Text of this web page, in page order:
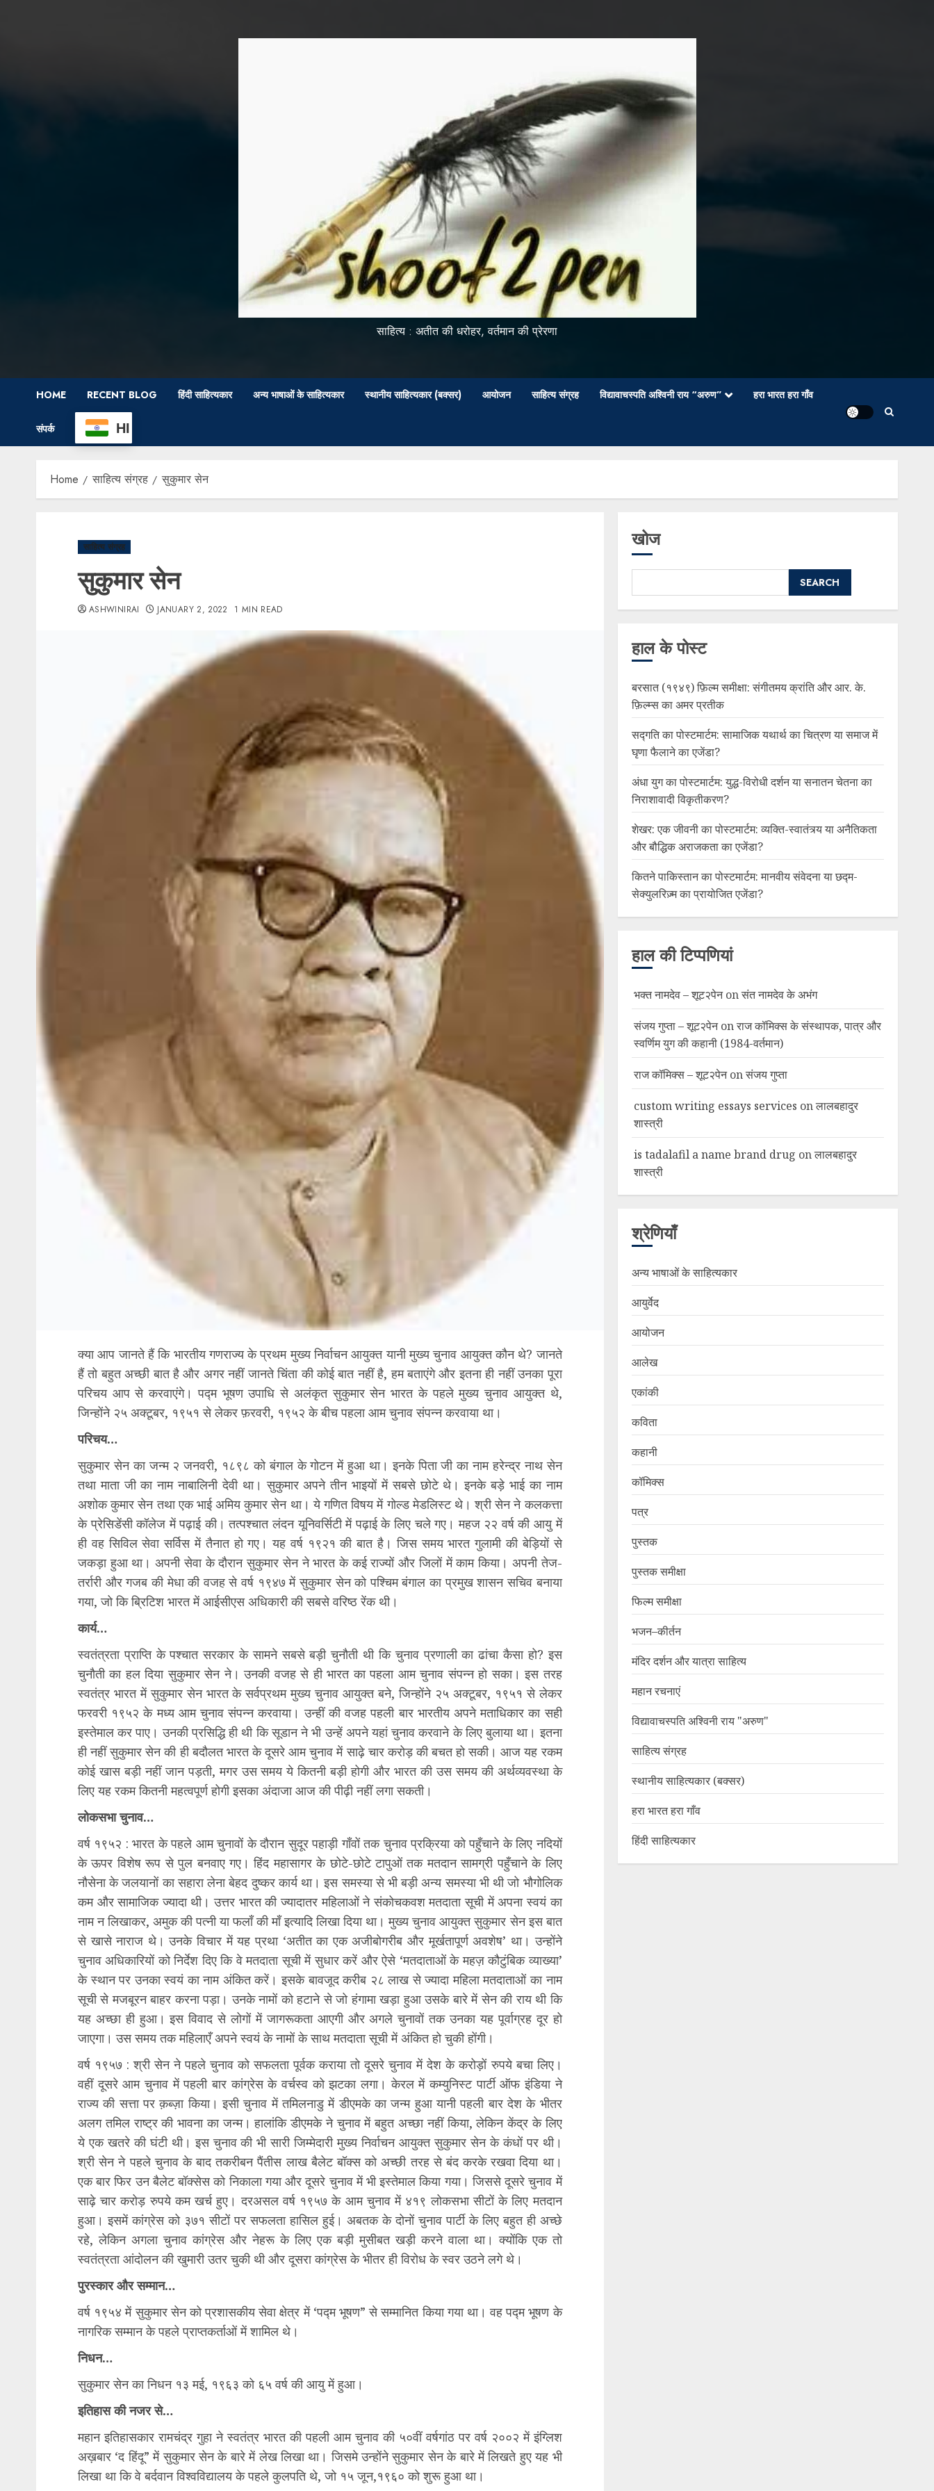
साहित्य : अतीत की धरोहर, वर्तमान की प्रेरणा
HOME RECENT BLOG हिंदी साहित्यकार अन्य भाषाओं के साहित्यकार स्थानीय साहित्यकार (बक्सर) आयोजन साहित्य संग्रह विद्यावाचस्पति अश्विनी राय “अरुण” हरा भारत हरा गाँव
संपर्क HI
Home साहित्य संग्रह सुकुमार सेन
साहित्य संग्रह
सुकुमार सेन
ASHWINIRAI JANUARY 2, 2022 1 MIN READ
क्या आप जानते हैं कि भारतीय गणराज्य के प्रथम मुख्य निर्वाचन आयुक्त यानी मुख्य चुनाव आयुक्त कौन थे? जानते
हैं तो बहुत अच्छी बात है और अगर नहीं जानते चिंता की कोई बात नहीं है, हम बताएंगे और इतना ही नहीं उनका पूरा
परिचय आप से करवाएंगे। पद्म भूषण उपाधि से अलंकृत सुकुमार सेन भारत के पहले मुख्य चुनाव आयुक्त थे,
जिन्होंने २५ अक्टूबर, १९५१ से लेकर फ़रवरी, १९५२ के बीच पहला आम चुनाव संपन्न करवाया था।
परिचय…
सुकुमार सेन का जन्म २ जनवरी, १८९८ को बंगाल के गोटन में हुआ था। इनके पिता जी का नाम हरेन्द्र नाथ सेन
तथा माता जी का नाम नाबालिनी देवी था। सुकुमार अपने तीन भाइयों में सबसे छोटे थे। इनके बड़े भाई का नाम
अशोक कुमार सेन तथा एक भाई अमिय कुमार सेन था। ये गणित विषय में गोल्ड मेडलिस्ट थे। श्री सेन ने कलकत्ता
के प्रेसिडेंसी कॉलेज में पढ़ाई की। तत्पश्चात लंदन यूनिवर्सिटी में पढ़ाई के लिए चले गए। महज २२ वर्ष की आयु में
ही वह सिविल सेवा सर्विस में तैनात हो गए। यह वर्ष १९२१ की बात है। जिस समय भारत गुलामी की बेड़ियों से
जकड़ा हुआ था। अपनी सेवा के दौरान सुकुमार सेन ने भारत के कई राज्यों और जिलों में काम किया। अपनी तेज-
तर्रारी और गजब की मेधा की वजह से वर्ष १९४७ में सुकुमार सेन को पश्चिम बंगाल का प्रमुख शासन सचिव बनाया
गया, जो कि ब्रिटिश भारत में आईसीएस अधिकारी की सबसे वरिष्ठ रेंक थी।
कार्य…
स्वतंत्रता प्राप्ति के पश्चात सरकार के सामने सबसे बड़ी चुनौती थी कि चुनाव प्रणाली का ढांचा कैसा हो? इस
चुनौती का हल दिया सुकुमार सेन ने। उनकी वजह से ही भारत का पहला आम चुनाव संपन्न हो सका। इस तरह
स्वतंत्र भारत में सुकुमार सेन भारत के सर्वप्रथम मुख्य चुनाव आयुक्त बने, जिन्होंने २५ अक्टूबर, १९५१ से लेकर
फरवरी १९५२ के मध्य आम चुनाव संपन्न करवाया। उन्हीं की वजह पहली बार भारतीय अपने मताधिकार का सही
इस्तेमाल कर पाए। उनकी प्रसिद्धि ही थी कि सूडान ने भी उन्हें अपने यहां चुनाव करवाने के लिए बुलाया था। इतना
ही नहीं सुकुमार सेन की ही बदौलत भारत के दूसरे आम चुनाव में साढ़े चार करोड़ की बचत हो सकी। आज यह रकम
कोई खास बड़ी नहीं जान पड़ती, मगर उस समय ये कितनी बड़ी होगी और भारत की उस समय की अर्थव्यवस्था के
लिए यह रकम कितनी महत्वपूर्ण होगी इसका अंदाजा आज की पीढ़ी नहीं लगा सकती।
लोकसभा चुनाव…
वर्ष १९५२ : भारत के पहले आम चुनावों के दौरान सुदूर पहाड़ी गाँवों तक चुनाव प्रक्रिया को पहुँचाने के लिए नदियों
के ऊपर विशेष रूप से पुल बनवाए गए। हिंद महासागर के छोटे-छोटे टापुओं तक मतदान सामग्री पहुँचाने के लिए
नौसेना के जलयानों का सहारा लेना बेहद दुष्कर कार्य था। इस समस्या से भी बड़ी अन्य समस्या भी थी जो भौगोलिक
कम और सामाजिक ज्यादा थी। उत्तर भारत की ज्यादातर महिलाओं ने संकोचकवश मतदाता सूची में अपना स्वयं का
नाम न लिखाकर, अमुक की पत्नी या फलाँ की माँ इत्यादि लिखा दिया था। मुख्य चुनाव आयुक्त सुकुमार सेन इस बात
से खासे नाराज थे। उनके विचार में यह प्रथा ‘अतीत का एक अजीबोगरीब और मूर्खतापूर्ण अवशेष’ था। उन्होंने
चुनाव अधिकारियों को निर्देश दिए कि वे मतदाता सूची में सुधार करें और ऐसे ‘मतदाताओं के महज़ कौटुंबिक व्याख्या’
के स्थान पर उनका स्वयं का नाम अंकित करें। इसके बावजूद करीब २८ लाख से ज्यादा महिला मतदाताओं का नाम
सूची से मजबूरन बाहर करना पड़ा। उनके नामों को हटाने से जो हंगामा खड़ा हुआ उसके बारे में सेन की राय थी कि
यह अच्छा ही हुआ। इस विवाद से लोगों में जागरूकता आएगी और अगले चुनावों तक उनका यह पूर्वाग्रह दूर हो
जाएगा। उस समय तक महिलाएँ अपने स्वयं के नामों के साथ मतदाता सूची में अंकित हो चुकी होंगी।
वर्ष १९५७ : श्री सेन ने पहले चुनाव को सफलता पूर्वक कराया तो दूसरे चुनाव में देश के करोड़ों रुपये बचा लिए।
वहीं दूसरे आम चुनाव में पहली बार कांग्रेस के वर्चस्व को झटका लगा। केरल में कम्युनिस्ट पार्टी ऑफ इंडिया ने
राज्य की सत्ता पर क़ब्ज़ा किया। इसी चुनाव में तमिलनाडु में डीएमके का जन्म हुआ यानी पहली बार देश के भीतर
अलग तमिल राष्ट्र की भावना का जन्म। हालांकि डीएमके ने चुनाव में बहुत अच्छा नहीं किया, लेकिन केंद्र के लिए
ये एक खतरे की घंटी थी। इस चुनाव की भी सारी जिम्मेदारी मुख्य निर्वाचन आयुक्त सुकुमार सेन के कंधों पर थी।
श्री सेन ने पहले चुनाव के बाद तकरीबन पैंतीस लाख बैलेट बॉक्स को अच्छी तरह से बंद करके रखवा दिया था।
एक बार फिर उन बैलेट बॉक्सेस को निकाला गया और दूसरे चुनाव में भी इस्तेमाल किया गया। जिससे दूसरे चुनाव में
साढ़े चार करोड़ रुपये कम खर्च हुए। दरअसल वर्ष १९५७ के आम चुनाव में ४१९ लोकसभा सीटों के लिए मतदान
हुआ। इसमें कांग्रेस को ३७१ सीटों पर सफलता हासिल हुई। अबतक के दोनों चुनाव पार्टी के लिए बहुत ही अच्छे
रहे, लेकिन अगला चुनाव कांग्रेस और नेहरू के लिए एक बड़ी मुसीबत खड़ी करने वाला था। क्योंकि एक तो
स्वतंत्रता आंदोलन की खुमारी उतर चुकी थी और दूसरा कांग्रेस के भीतर ही विरोध के स्वर उठने लगे थे।
पुरस्कार और सम्मान…
वर्ष १९५४ में सुकुमार सेन को प्रशासकीय सेवा क्षेत्र में ‘पद्म भूषण” से सम्मानित किया गया था। वह पद्म भूषण के
नागरिक सम्मान के पहले प्राप्तकर्ताओं में शामिल थे।
निधन…
सुकुमार सेन का निधन १३ मई, १९६३ को ६५ वर्ष की आयु में हुआ।
इतिहास की नजर से…
महान इतिहासकार रामचंद्र गुहा ने स्वतंत्र भारत की पहली आम चुनाव की ५०वीं वर्षगांठ पर वर्ष २००२ में इंग्लिश
अख़बार ‘द हिंदू” में सुकुमार सेन के बारे में लेख लिखा था। जिसमे उन्होंने सुकुमार सेन के बारे में लिखते हुए यह भी
लिखा था कि वे बर्दवान विश्वविद्यालय के पहले कुलपति थे, जो १५ जून,१९६० को शुरू हुआ था।
खोज
SEARCH
हाल के पोस्ट
बरसात (१९४९) फ़िल्म समीक्षा: संगीतमय क्रांति और आर. के.
फ़िल्म्स का अमर प्रतीक
सद्गति का पोस्टमार्टम: सामाजिक यथार्थ का चित्रण या समाज में
घृणा फैलाने का एजेंडा?
अंधा युग का पोस्टमार्टम: युद्ध-विरोधी दर्शन या सनातन चेतना का
निराशावादी विकृतीकरण?
शेखर: एक जीवनी का पोस्टमार्टम: व्यक्ति-स्वातंत्र्य या अनैतिकता
और बौद्धिक अराजकता का एजेंडा?
कितने पाकिस्तान का पोस्टमार्टम: मानवीय संवेदना या छद्म-
सेक्युलरिज़्म का प्रायोजित एजेंडा?
हाल की टिप्पणियां
भक्त नामदेव – शूट२पेनonसंत नामदेव के अभंग
संजय गुप्ता – शूट२पेनonराज कॉमिक्स के संस्थापक, पात्र और
स्वर्णिम युग की कहानी (1984-वर्तमान)
राज कॉमिक्स – शूट२पेनonसंजय गुप्ता
custom writing essays services onलालबहादुर
शास्त्री
is tadalafil a name brand drug onलालबहादुर
शास्त्री
श्रेणियाँ
अन्य भाषाओं के साहित्यकार
आयुर्वेद
आयोजन
आलेख
एकांकी
कविता
कहानी
कॉमिक्स
पत्र
पुस्तक
पुस्तक समीक्षा
फिल्म समीक्षा
भजन–कीर्तन
मंदिर दर्शन और यात्रा साहित्य
महान रचनाएं
विद्यावाचस्पति अश्विनी राय "अरुण"
साहित्य संग्रह
स्थानीय साहित्यकार (बक्सर)
हरा भारत हरा गाँव
हिंदी साहित्यकार